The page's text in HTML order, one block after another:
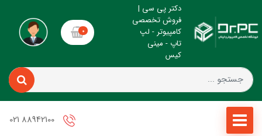
دکتر پی سی |
فروش تخصصی
کامپیوتر - لپ
تاپ - مینی
کیس
0